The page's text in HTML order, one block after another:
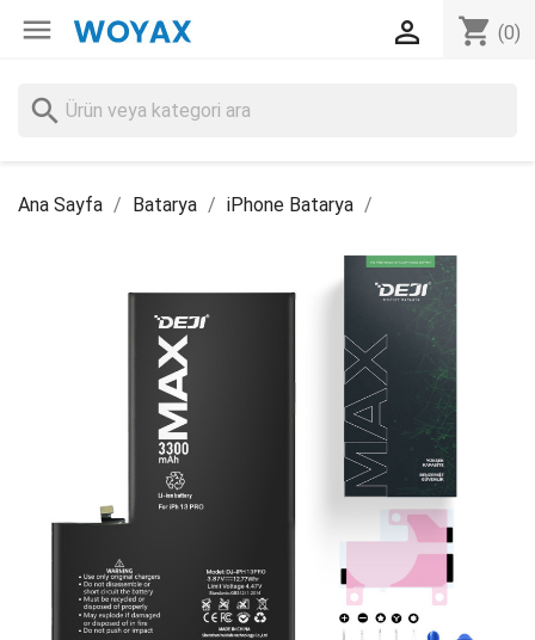
 shopping_cart (0)

search
Ana Sayfa Batarya iPhone Batarya